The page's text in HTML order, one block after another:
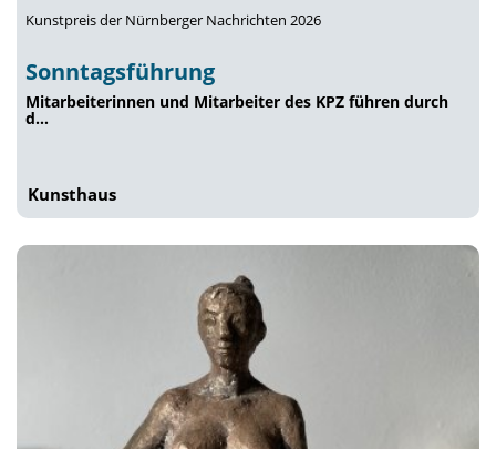
Kunstpreis der Nürnberger Nachrichten 2026
Sonntagsführung
Mitarbeiterinnen und Mitarbeiter des KPZ führen durch
d…
Kunsthaus